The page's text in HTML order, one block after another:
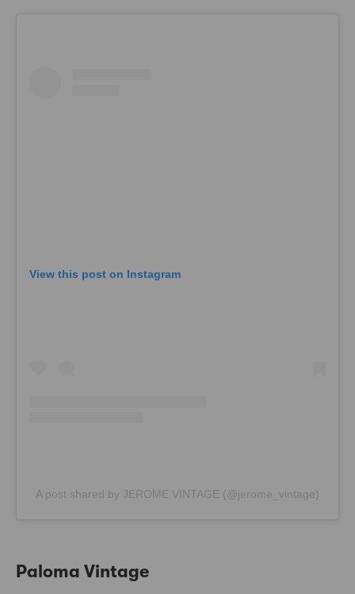
View this post on Instagram
A post shared by JEROME VINTAGE (@jerome_vintage)
Paloma Vintage